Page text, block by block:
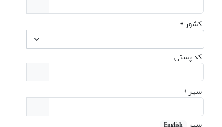
کشور*
کد پستی
شهر*